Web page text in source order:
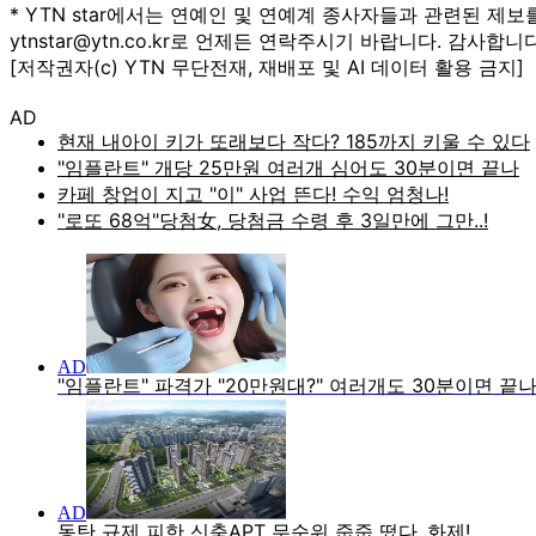
* YTN star에서는 연예인 및 연예계 종사자들과 관련된 제보
ytnstar@ytn.co.kr로 언제든 연락주시기 바랍니다. 감사합니
[저작권자(c) YTN 무단전재, 재배포 및 AI 데이터 활용 금지]
AD